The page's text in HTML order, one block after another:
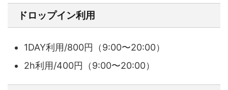
ドロップイン利用
1DAY利用/800円（9:00〜20:00）
2h利用/400円（9:00〜20:00）